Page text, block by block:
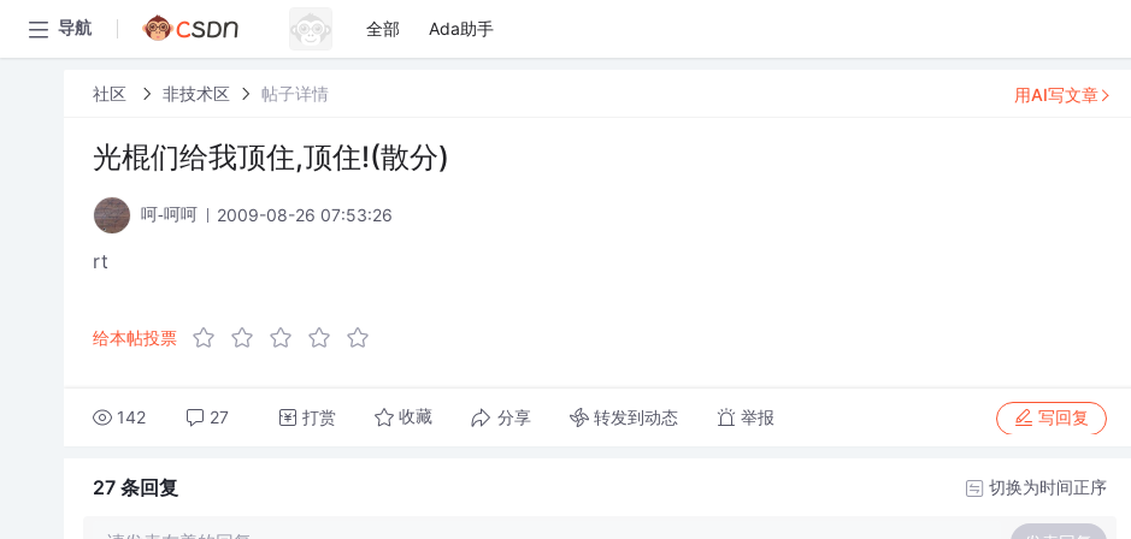
导航 全部 Ada助手
社区 非技术区 帖子详情
光棍们给我顶住,顶住!(散分)
呵-呵呵 2009-08-26 07:53:26
rt
给本帖投票
142 27 打赏 收藏 分享 转发到动态 举报 写回复
用AI写文章
27 条回复 切换为时间正序